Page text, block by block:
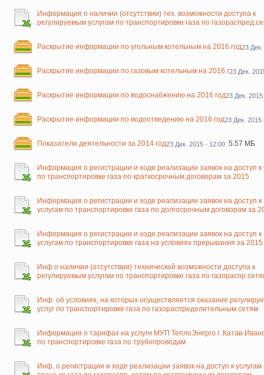
Информация о наличии (отсутствии) тех. возможности доступа к
регулируемым услугам по транспортировке газа по
Раскрытие информации по угольным котельным на 2016 год23
Раскрытие информации по газовым котельным на 2016 г23 Дек.
Раскрытие информации по водоснабжению на 2016 год23 Дек.
Раскрытие информации по водоотведению на 2016 год23 Дек. 2015
Показатели деятельности за 2014 год23 Дек. 2015 - 12:00 5.57 МБ
Информация о регистрации и ходе реализации заявок на доступ к
по транспортировке газа по краткосрочным договорам за 2015
Информация о регистрации и ходе реализации заявок на доступ к
услугам по транспортировке газа по долгосрочным договорам за
Информация о регистрации и ходе реализации заявок на доступ к
услугам по транспортировке газа на условиях прерывания за 2015
Инф.о наличии (отсутствии) технической возможности доступа к
регулируемым услугам по транспортировке газа по
Инф. об условиях, на которых осуществляется оказание
услуг по транспортировке газа по газораспределительным сетям
Информация о тарифах на услуги МУП ТеплоЭнерго г. Катав-
по транспортировке газа по трубопроводам
Инф. о регистрации и ходе реализации заявок на доступ к услугам